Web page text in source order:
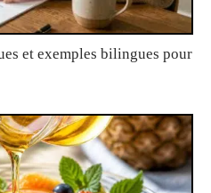
et exemples bilingues pour